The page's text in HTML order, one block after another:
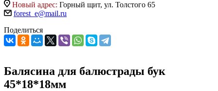
Новый адрес: Горный щит, ул. Толстого 65
forest_e@mail.ru
Поделиться
Балясина для балюстрады бук
45*18*18мм